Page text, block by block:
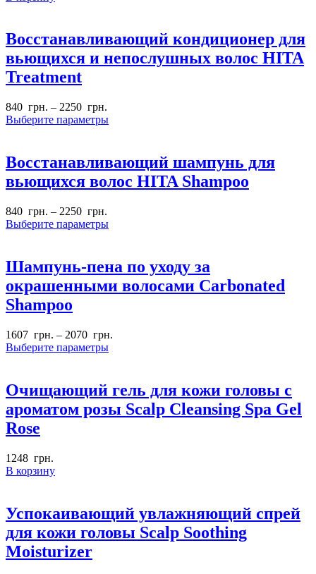
Восстанавливающий кондиционер для
вьющихся и непослушных волос HITA
Treatment
840 грн. – 2250 грн.
Выберите параметры
Восстанавливающий шампунь для
вьющихся волос HITA Shampoo
840 грн. – 2250 грн.
Выберите параметры
Шампунь-пена по уходу за
окрашенными волосами Carbonated
Shampoo
1607 грн. – 2070 грн.
Выберите параметры
Очищающий гель для кожи головы с
ароматом розы Scalp Cleansing Spa Gel
Rose
1248 грн.
В корзину
Успокаивающий увлажняющий спрей
для кожи головы Scalp Soothing
Moisturizer